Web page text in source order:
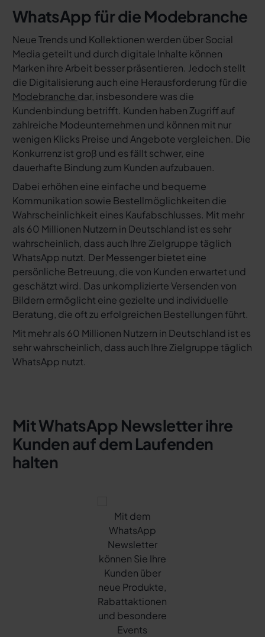
WhatsApp für die Modebranche
Neue Trends und Kollektionen werden über Social
Media geteilt und durch digitale Inhalte können
Marken ihre Arbeit besser präsentieren. Jedoch stellt
die Digitalisierung auch eine Herausforderung für die
Modebranche dar, insbesondere was die
Kundenbindung betrifft. Kunden haben Zugriff auf
zahlreiche Modeunternehmen und können mit nur
wenigen Klicks Preise und Angebote vergleichen. Die
Konkurrenz ist groß und es fällt schwer, eine
dauerhafte Bindung zum Kunden aufzubauen.
Dabei erhöhen eine einfache und bequeme
Kommunikation sowie Bestellmöglichkeiten die
Wahrscheinlichkeit eines Kaufabschlusses. Mit mehr
als 60 Millionen Nutzern in Deutschland ist es sehr
wahrscheinlich, dass auch Ihre Zielgruppe täglich
WhatsApp nutzt. Der Messenger bietet eine
persönliche Betreuung, die von Kunden erwartet und
geschätzt wird. Das unkomplizierte Versenden von
Bildern ermöglicht eine gezielte und individuelle
Beratung, die oft zu erfolgreichen Bestellungen führt.
Mit mehr als 60 Millionen Nutzern in Deutschland ist es
sehr wahrscheinlich, dass auch Ihre Zielgruppe täglich
WhatsApp nutzt.
Mit WhatsApp Newsletter ihre
Kunden auf dem Laufenden
halten
Mit dem
WhatsApp
Newsletter
können Sie Ihre
Kunden über
neue Produkte,
Rabattaktionen
und besondere
Events